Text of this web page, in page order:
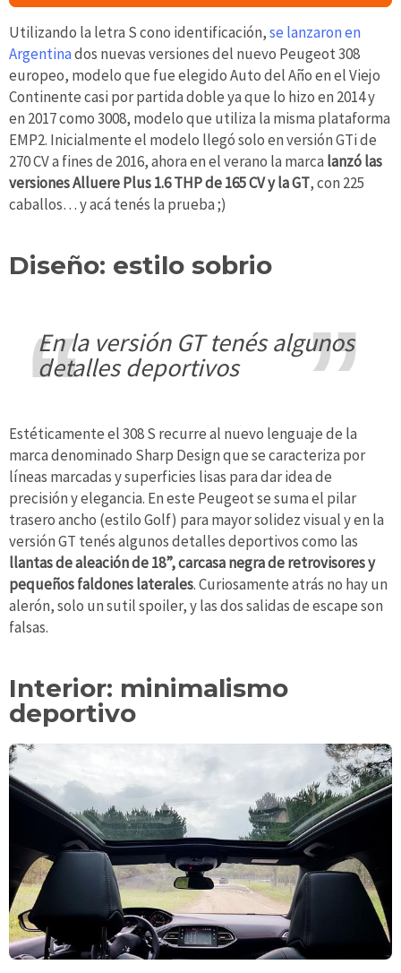
Utilizando la letra S cono identificación,se lanzaron en
Argentinados nuevas versiones del nuevo Peugeot 308
europeo, modelo que fue elegido Auto del Año en el Viejo
Continente casi por partida doble ya que lo hizo en 2014 y
en 2017 como 3008, modelo que utiliza la misma plataforma
EMP2. Inicialmente el modelo llegó solo en versión GTi de
270 CV a fines de 2016, ahora en el verano la marca lanzó las
versiones Alluere Plus 1.6 THP de 165 CV y la GT, con 225
caballos… y acá tenés la prueba ;)
Diseño: estilo sobrio
en la versión GT tenés algunos
detalles deportivos
Estéticamente el 308 S recurre al nuevo lenguaje de la
marca denominado Sharp Design que se caracteriza por
líneas marcadas y superficies lisas para dar idea de
precisión y elegancia. En este Peugeot se suma el pilar
trasero ancho (estilo Golf) para mayor solidez visual y en la
versión GT tenés algunos detalles deportivos como las
llantas de aleación de 18”, carcasa negra de retrovisores y
pequeños faldones laterales. Curiosamente atrás no hay un
alerón, solo un sutil spoiler, y las dos salidas de escape son
falsas.
Interior: minimalismo
deportivo